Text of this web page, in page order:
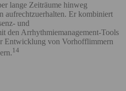
lange Zeiträume hinweg
aufrechtzuerhalten. Er kombiniert
und
den Arrhythmiemanagement-Tools
Entwicklung von Vorhofflimmern
14